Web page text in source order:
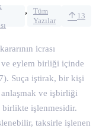
,
Tüm
Yazılar
13
icrası
ve eylem birliği içinde
Suça iştirak, bir kişi
anlaşmak ve işbirliği
birlikte işlenmesidir.
taksirle işlenen